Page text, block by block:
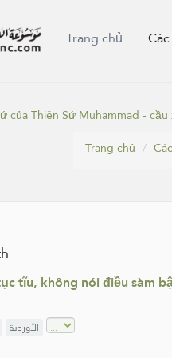
Trang chủ
của Thiên Sứ Muhammad -
Trang chủ
tĩu, không nói điều sàm
الأوردية